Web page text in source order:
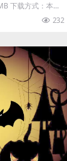
下载方式：本地
232